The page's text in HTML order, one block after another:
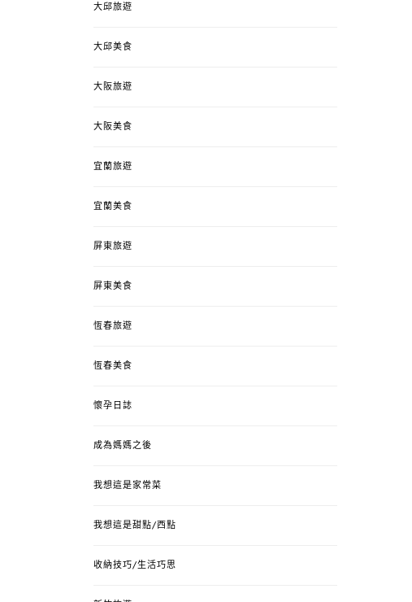
大邱旅遊
大邱美食
大阪旅遊
大阪美食
宜蘭旅遊
宜蘭美食
屏東旅遊
屏東美食
恆春旅遊
恆春美食
懷孕日誌
成為媽媽之後
我想這是家常菜
我想這是甜點/西點
收納技巧/生活巧思